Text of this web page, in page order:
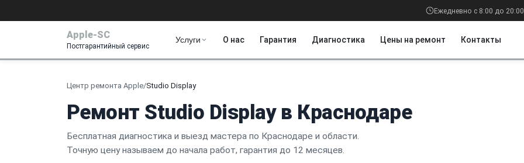
Ежедневно с 8:00 до 20:00
Apple-SC
Постгарантийный сервис
Услуги О нас Гарантия Диагностика Цены на ремонт Контакты
Центр ремонта Apple/Studio Display
Ремонт Studio Display в Краснодаре
Бесплатная диагностика и выезд мастера по Краснодаре и области.
Точную цену называем до начала работ, гарантия до 12 месяцев.